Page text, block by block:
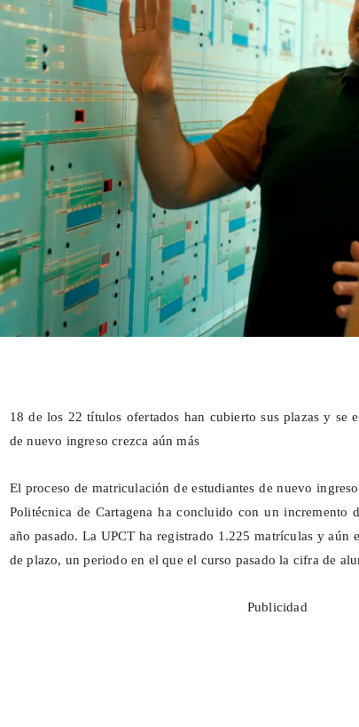
18 de los 22 títulos ofertados han cubierto sus plazas y se
de nuevo ingreso crezca aún más
El proceso de matriculación de estudiantes de nuevo
Politécnica de Cartagena ha concluido con un incremento
año pasado. La UPCT ha registrado 1.225 matrículas y aún
de plazo, un periodo en el que el curso pasado la cifra de
Publicidad